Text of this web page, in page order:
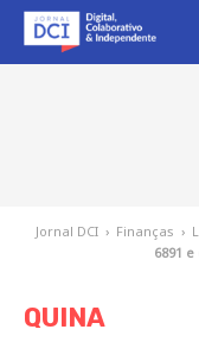
Jornal DCI › Finanças ›
6891
QUINA